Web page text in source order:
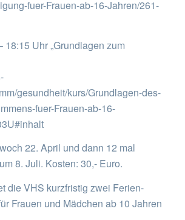
fuer-Frauen-ab-16-Jahren/261-
18:15 Uhr „Grundlagen zum
gesundheit/kurs/Grundlagen-des-
fuer-Frauen-ab-16-
22. April und dann 12 mal
8. Juli. Kosten: 30,- Euro.
die VHS kurzfristig zwei Ferien-
Frauen und Mädchen ab 10 Jahren